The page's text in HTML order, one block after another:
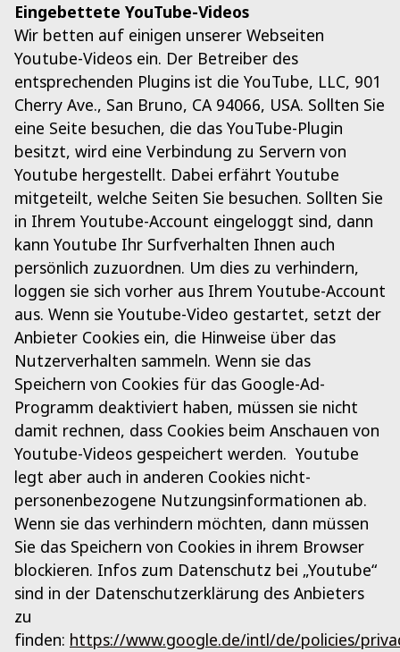
Eingebettete YouTube-Videos
Wir betten auf einigen unserer Webseiten
Youtube-Videos ein. Der Betreiber des
entsprechenden Plugins ist die YouTube, LLC, 901
Cherry Ave., San Bruno, CA 94066, USA. Sollten Sie
eine Seite besuchen, die das YouTube-Plugin
besitzt, wird eine Verbindung zu Servern von
Youtube hergestellt. Dabei erfährt Youtube
mitgeteilt, welche Seiten Sie besuchen. Sollten Sie
in Ihrem Youtube-Account eingeloggt sind, dann
kann Youtube Ihr Surfverhalten Ihnen auch
persönlich zuzuordnen. Um dies zu verhindern,
loggen sie sich vorher aus Ihrem Youtube-Account
aus. Wenn sie Youtube-Video gestartet, setzt der
Anbieter Cookies ein, die Hinweise über das
Nutzerverhalten sammeln. Wenn sie das
Speichern von Cookies für das Google-Ad-
Programm deaktiviert haben, müssen sie nicht
damit rechnen, dass Cookies beim Anschauen von
Youtube-Videos gespeichert werden. Youtube
legt aber auch in anderen Cookies nicht-
personenbezogene Nutzungsinformationen ab.
Wenn sie das verhindern möchten, dann müssen
Sie das Speichern von Cookies in ihrem Browser
blockieren. Infos zum Datenschutz bei „Youtube“
sind in der Datenschutzerklärung des Anbieters
zu
finden: https://www.google.de/intl/de/policies/